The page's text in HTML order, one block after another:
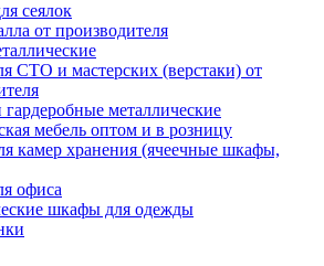
сеялок
от производителя
СТО и мастерских (верстаки) от
металлические
мебель оптом и в розницу
камер хранения (ячеечные шкафы,
офиса
шкафы для одежды